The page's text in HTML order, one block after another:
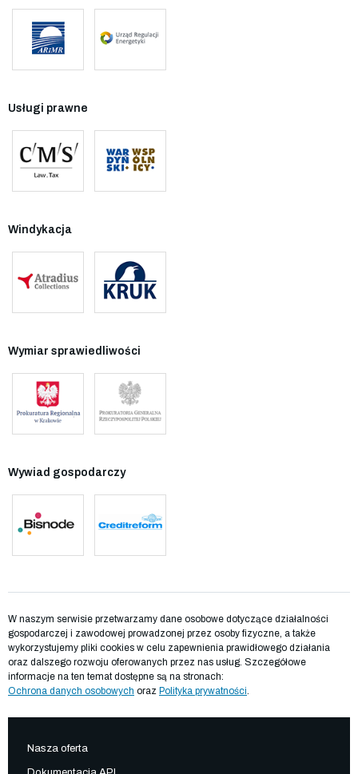
Usługi prawne
Windykacja
Wymiar sprawiedliwości
Wywiad gospodarczy
W naszym serwisie przetwarzamy dane osobowe dotyczące działalności
gospodarczej i zawodowej prowadzonej przez osoby fizyczne, a także
wykorzystujemy pliki cookies w celu zapewnienia prawidłowego działania
oraz dalszego rozwoju oferowanych przez nas usług. Szczegółowe
informacje na ten temat dostępne są na stronach:
Ochrona danych osobowych oraz Polityka prywatności.
Nasza oferta